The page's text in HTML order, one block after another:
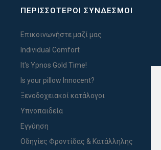
ΠΕΡΙΣΣΟΤΕΡΟΙ ΣΥΝΔΕΣΜΟΙ
Επικοινωνήστε μαζί μας
Individual Comfort
It's Ypnos Gold Time!
Is your pillow Innocent?
Ξενοδοχειακοί κατάλογοι
Υπνοπαιδεία
Εγγύηση
Οδηγίες Φροντίδας & Κατάλληλης